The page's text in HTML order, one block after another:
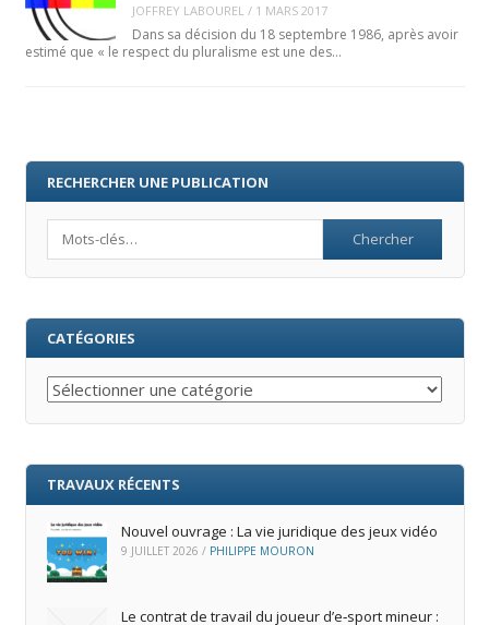
JOFFREY LABOUREL / 1 MARS 2017
Dans sa décision du 18 septembre 1986, après avoir
estimé que « le respect du pluralisme est une des…
RECHERCHER UNE PUBLICATION
CATÉGORIES
Catégories
TRAVAUX RÉCENTS
Nouvel ouvrage : La vie juridique des jeux vidéo
9 JUILLET 2026 / PHILIPPE MOURON
Le contrat de travail du joueur d’e‑sport mineur :